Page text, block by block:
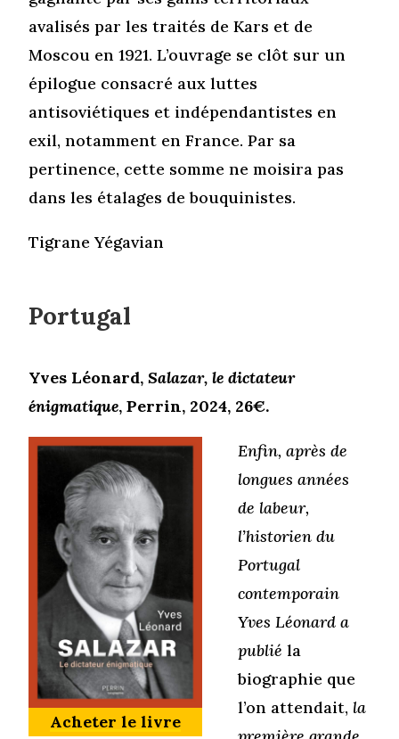
avalisés par les traités de Kars et de
Moscou en 1921. L’ouvrage se clôt sur un
épilogue consacré aux luttes
antisoviétiques et indépendantistes en
exil, notamment en France. Par sa
pertinence, cette somme ne moisira pas
dans les étalages de bouquinistes.
Tigrane Yégavian
Portugal
Yves Léonard,Salazar, le dictateur
énigmatique, Perrin, 2024, 26€.
Acheter le livre
Enfin, après de
longues années
de labeur,
l’historien du
Portugal
contemporain
Yves Léonard a
publiéla
biographie que
l’on attendait, la